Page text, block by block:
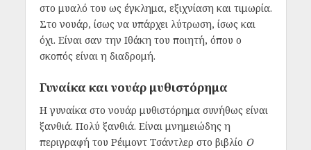
στο μυαλό του ως έγκλημα, εξιχνίαση και τιμωρία.
Στο νουάρ, ίσως να υπάρχει λύτρωση, ίσως και
όχι. Είναι σαν την Ιθάκη του ποιητή, όπου ο
σκοπός είναι η διαδρομή.
Γυναίκα και νουάρ μυθιστόρημα
Η γυναίκα στο νουάρ μυθιστόρημα συνήθως είναι
ξανθιά. Πολύ ξανθιά. Είναι μνημειώδης η
περιγραφή του Ρέιμοντ Τσάντλερ στο βιβλίο Ο